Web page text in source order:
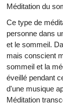
Méditation du
Ce type de
personne dans
et le sommeil.
mais conscient
sommeil et la
éveillé pendant
d'une musique
Méditation